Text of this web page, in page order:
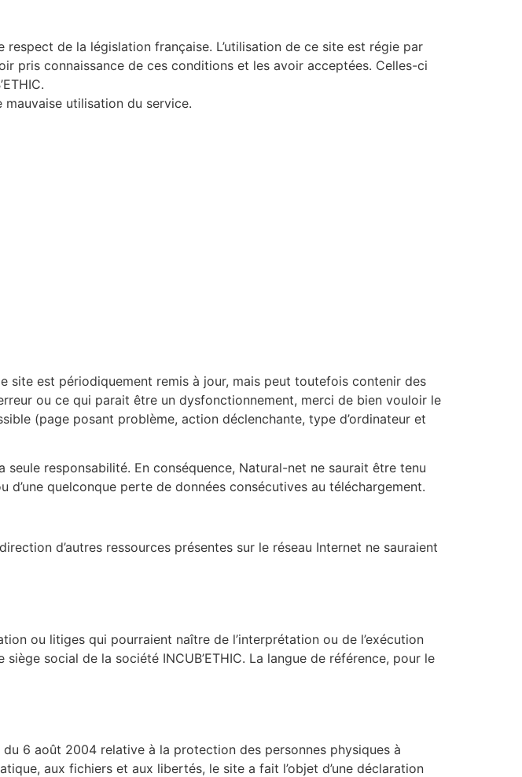
respect de la législation française. L’utilisation de ce site est régie par
pris connaissance de ces conditions et les avoir acceptées. Celles-ci
mauvaise utilisation du service.
site est périodiquement remis à jour, mais peut toutefois contenir des
ou ce qui parait être un dysfonctionnement, merci de bien vouloir le
(page posant problème, action déclenchante, type d’ordinateur et
responsabilité. En conséquence, Natural-net ne saurait être tenu
d’une quelconque perte de données consécutives au téléchargement.
d’autres ressources présentes sur le réseau Internet ne sauraient
ou litiges qui pourraient naître de l’interprétation ou de l’exécution
social de la société INCUB’ETHIC. La langue de référence, pour le
6 août 2004 relative à la protection des personnes physiques à
aux fichiers et aux libertés, le site a fait l’objet d’une déclaration